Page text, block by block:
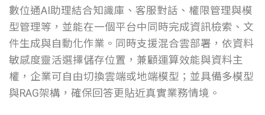
數位通AI助理結合知識庫、客服對話、權限管理與模
型管理等，並能在一個平台中同時完成資訊檢索、文
件生成與自動化作業。同時支援混合雲部署，依資料
敏感度靈活選擇儲存位置，兼顧運算效能與資料主
權，企業可自由切換雲端或地端模型；並具備多模型
與RAG架構，確保回答更貼近真實業務情境。